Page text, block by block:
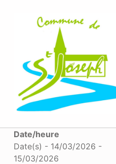
Date/heure
Date(s) - 14/03/2026 -
15/03/2026